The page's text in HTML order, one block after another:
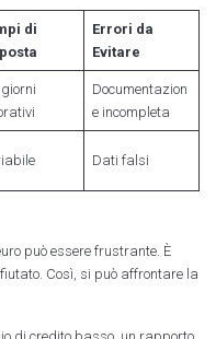
di
Errori da
Evitare
Documentazion
e incompleta
Dati falsi
può essere frustrante. È
Così, si può affrontare la